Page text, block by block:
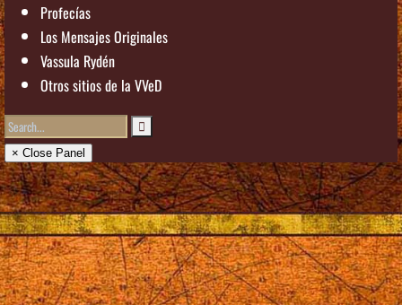
Profecías
Los Mensajes Originales
Vassula Rydén
Otros sitios de la VVeD
× Close Panel